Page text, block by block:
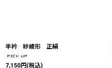
半衿 紗綾形 正絹
7,150円 (税込)